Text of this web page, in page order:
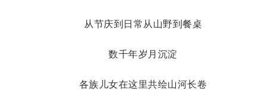
从节庆到日常从山野到餐桌
数千年岁月沉淀
各族儿女在这里共绘山河长卷